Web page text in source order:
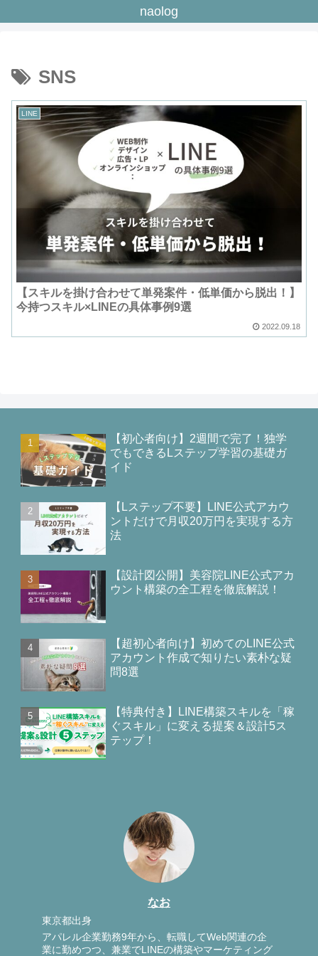
naolog
SNS
LINE
【スキルを掛け合わせて単発案件・低単価から脱出！】
今持つスキル×LINEの具体事例9選
2022.09.18
【初心者向け】2週間で完了！独学
でもできるLステップ学習の基礎ガ
イド
【Lステップ不要】LINE公式アカウ
ントだけで月収20万円を実現する方
法
【設計図公開】美容院LINE公式アカ
ウント構築の全工程を徹底解説！
【超初心者向け】初めてのLINE公式
アカウント作成で知りたい素朴な疑
問8選
【特典付き】LINE構築スキルを「稼
ぐスキル」に変える提案＆設計5ス
テップ！
なお
東京都出身
アパレル企業勤務9年から、転職してWeb関連の企
業に勤めつつ、兼業でLINEの構築やマーケティング